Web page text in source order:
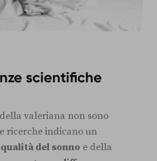
scientifiche
valeriana non sono
ricerche indicano un
del sonno e della